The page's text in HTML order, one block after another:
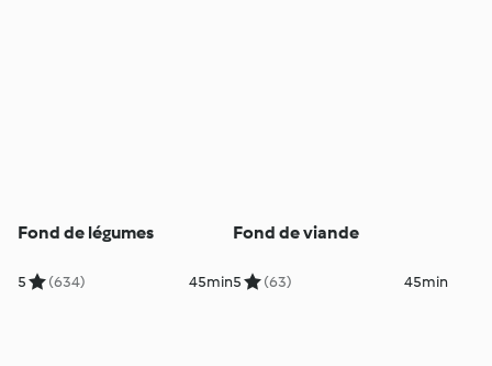
Fond de légumes
5 (634) 45min
Fond de viande
5 (63) 45min